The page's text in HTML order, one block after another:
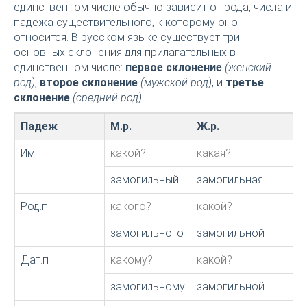
единственном числе обычно зависит от рода, числа и
падежа существительного, к которому оно
относится. В русском языке существует три
основных склонения для прилагательных в
единственном числе: первое склонение (женский
род), второе склонение (мужской род), и третье
склонение (средний род).
Падеж М.р. Ж.р.
Им.п какой? какая?
замогильный замогильная
Род.п какого? какой?
замогильного замогильной
Дат.п какому? какой?
замогильному замогильной